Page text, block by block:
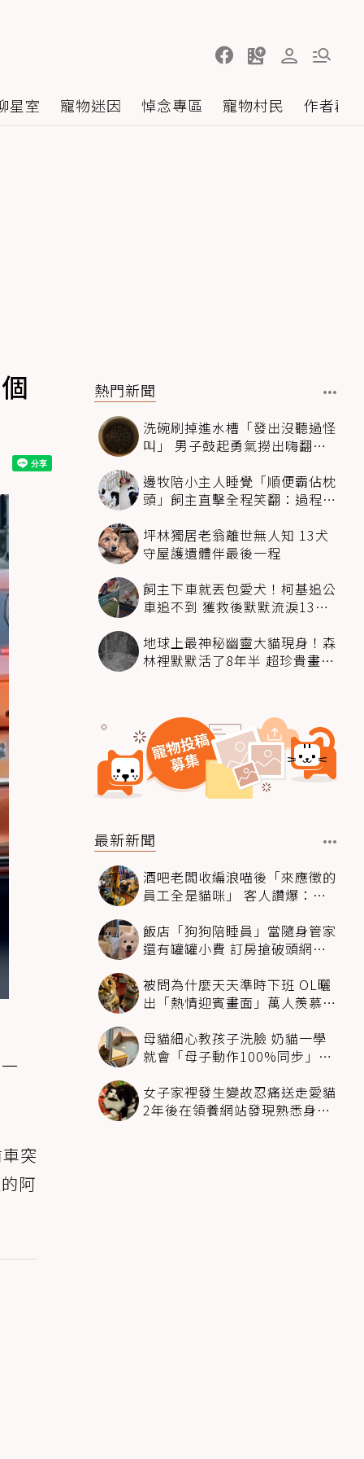
星室 寵物迷因 悼念專區 寵物村民 作者群
突
阿
熱門新聞
洗碗刷掉進水槽「發出沒聽過怪
叫」 男子鼓起勇氣撈出嗨翻：
邊牧陪小主人睡覺「順便霸佔枕
頭」飼主直擊全程笑翻：過程絲
坪林獨居老翁離世無人知 13犬
守屋護遺體伴最後一程
飼主下車就丟包愛犬！柯基追公
車追不到 獲救後默默流淚13萬
地球上最神秘幽靈大貓現身！森
林裡默默活了8年半 超珍貴畫面
最新新聞
酒吧老闆收編浪喵後「來應徵的
員工全是貓咪」 客人讚爆：來
飯店「狗狗陪睡員」當隨身管家
還有罐罐小費 訂房搶破頭網友
被問為什麼天天準時下班 OL曬
出「熱情迎賓畫面」萬人羨慕：
母貓細心教孩子洗臉 奶貓一學
就會「母子動作100%同步」網
女子家裡發生變故忍痛送走愛貓
2年後在領養網站發現熟悉身影